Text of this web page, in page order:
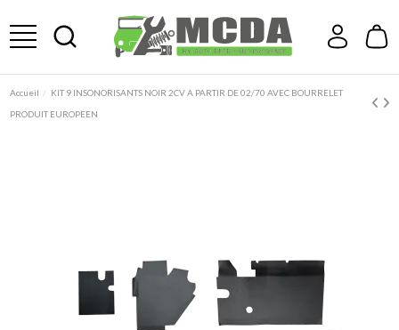
Accueil
KIT 9 INSONORISANTS NOIR 2CV A PARTIR DE 02/70 AVEC BOURRELET
PRODUIT EUROPEEN